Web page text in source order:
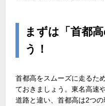
まずは「首都
う！
首都高をスムーズに走るた
ておきましょう。東名高速
道路と違い、首都高は2つ